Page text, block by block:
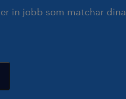
in jobb som matchar dina